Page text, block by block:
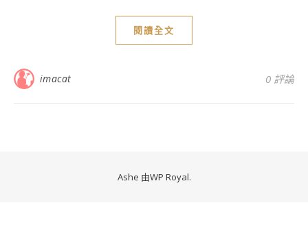
閱讀全文
imacat 0 評論
Ashe 由WP Royal.